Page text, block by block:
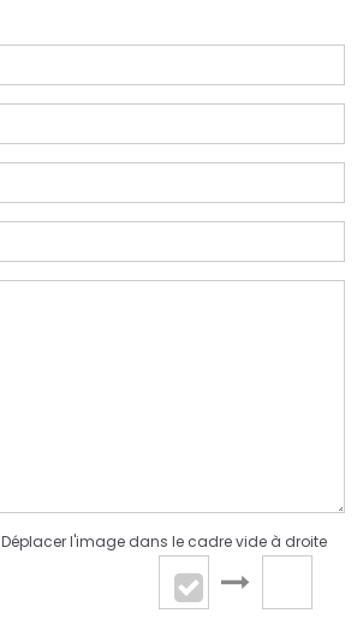
Déplacer l'image dans le cadre vide à droite